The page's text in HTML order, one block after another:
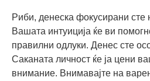
Риби, денеска фокусирани сте
Вашата интуиција ќе ви
правилни одлуки. Денес сте
Саканата личност ќе ја цени
внимание. Внимавајте на